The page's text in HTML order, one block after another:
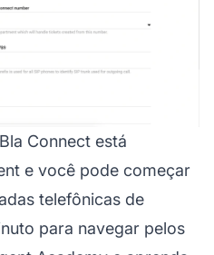
Connect está
e você pode começar
telefônicas de
para navegar pelos